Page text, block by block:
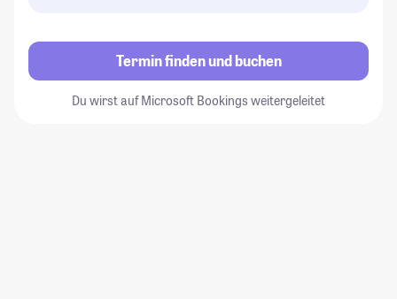
Termin finden und buchen
Du wirst auf Microsoft Bookings weitergeleitet